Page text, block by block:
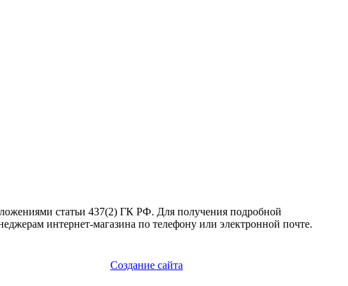
статьи 437(2) ГК РФ. Для получения подробной
интернет-магазина по телефону или электронной почте.
Создание сайта